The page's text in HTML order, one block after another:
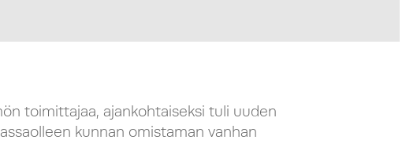
toimittajaa, ajankohtaiseksi tuli uuden
kunnan omistaman vanhan